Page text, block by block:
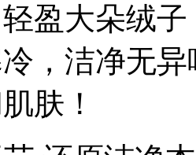
盈大朵绒
，洁净无
肤！